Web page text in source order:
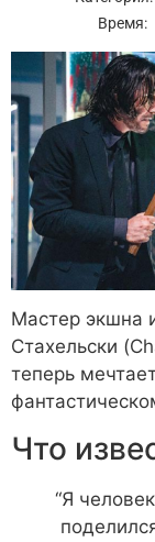
Время:
Мастер экшна
Стахельски
теперь
Что
“Я